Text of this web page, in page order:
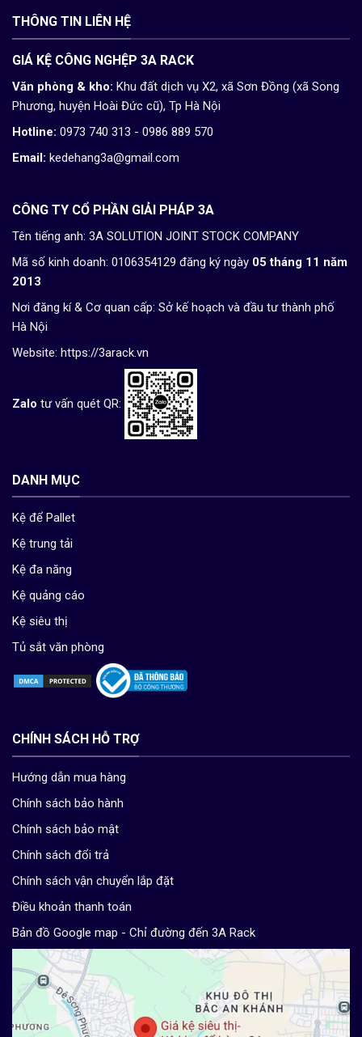
THÔNG TIN LIÊN HỆ
GIÁ KỆ CÔNG NGHỆP 3A RACK
Văn phòng & kho: Khu đất dịch vụ X2, xã Sơn Đồng (xã Song
Phương, huyện Hoài Đức cũ), Tp Hà Nội
Hotline: 0973 740 313 - 0986 889 570
Email: kedehang3a@gmail.com
CÔNG TY CỔ PHẦN GIẢI PHÁP 3A
Tên tiếng anh: 3A SOLUTION JOINT STOCK COMPANY
Mã số kinh doanh: 0106354129 đăng ký ngày 05 tháng 11 năm
2013
Nơi đăng kí & Cơ quan cấp: Sở kế hoạch và đầu tư thành phố
Hà Nội
Website: https://3arack.vn
Zalo tư vấn quét QR:
DANH MỤC
Kệ để Pallet
Kệ trung tải
Kệ đa năng
Kệ quảng cáo
Kệ siêu thị
Tủ sắt văn phòng
CHÍNH SÁCH HỖ TRỢ
Hướng dẫn mua hàng
Chính sách bảo hành
Chính sách bảo mật
Chính sách đổi trả
Chính sách vận chuyển lắp đặt
Điều khoản thanh toán
Bản đồ Google map - Chỉ đường đến 3A Rack